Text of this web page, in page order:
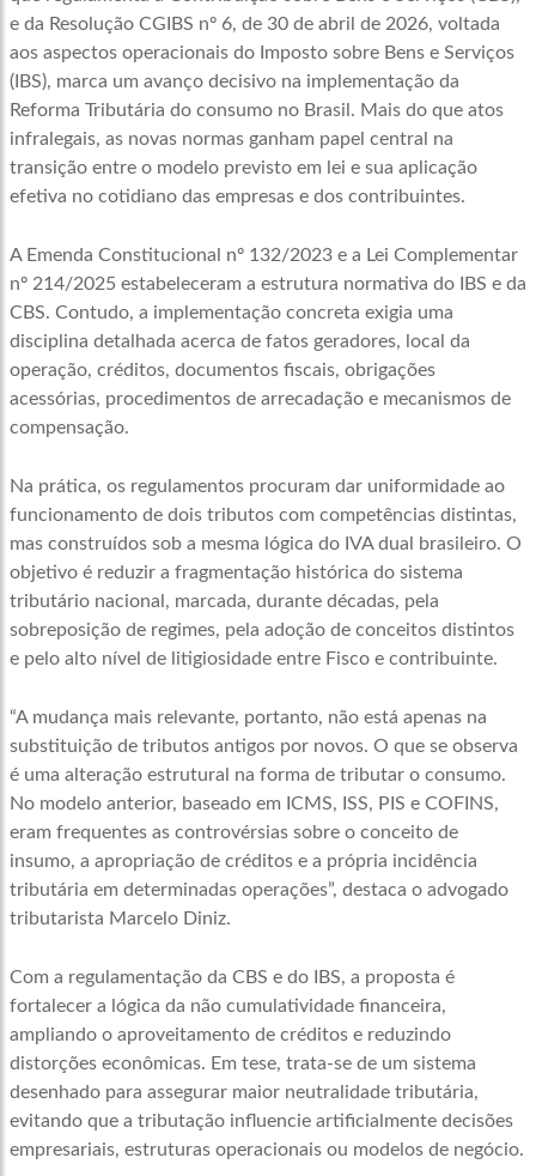
e da Resolução CGIBS nº 6, de 30 de abril de 2026, voltada
aos aspectos operacionais do Imposto sobre Bens e Serviços
(IBS), marca um avanço decisivo na implementação da
Reforma Tributária do consumo no Brasil. Mais do que atos
infralegais, as novas normas ganham papel central na
transição entre o modelo previsto em lei e sua aplicação
efetiva no cotidiano das empresas e dos contribuintes.
A Emenda Constitucional nº 132/2023 e a Lei Complementar
nº 214/2025 estabeleceram a estrutura normativa do IBS e da
CBS. Contudo, a implementação concreta exigia uma
disciplina detalhada acerca de fatos geradores, local da
operação, créditos, documentos fiscais, obrigações
acessórias, procedimentos de arrecadação e mecanismos de
compensação.
Na prática, os regulamentos procuram dar uniformidade ao
funcionamento de dois tributos com competências distintas,
mas construídos sob a mesma lógica do IVA dual brasileiro. O
objetivo é reduzir a fragmentação histórica do sistema
tributário nacional, marcada, durante décadas, pela
sobreposição de regimes, pela adoção de conceitos distintos
e pelo alto nível de litigiosidade entre Fisco e contribuinte.
“A mudança mais relevante, portanto, não está apenas na
substituição de tributos antigos por novos. O que se observa
é uma alteração estrutural na forma de tributar o consumo.
No modelo anterior, baseado em ICMS, ISS, PIS e COFINS,
eram frequentes as controvérsias sobre o conceito de
insumo, a apropriação de créditos e a própria incidência
tributária em determinadas operações”, destaca o advogado
tributarista Marcelo Diniz.
Com a regulamentação da CBS e do IBS, a proposta é
fortalecer a lógica da não cumulatividade financeira,
ampliando o aproveitamento de créditos e reduzindo
distorções econômicas. Em tese, trata-se de um sistema
desenhado para assegurar maior neutralidade tributária,
evitando que a tributação influencie artificialmente decisões
empresariais, estruturas operacionais ou modelos de negócio.